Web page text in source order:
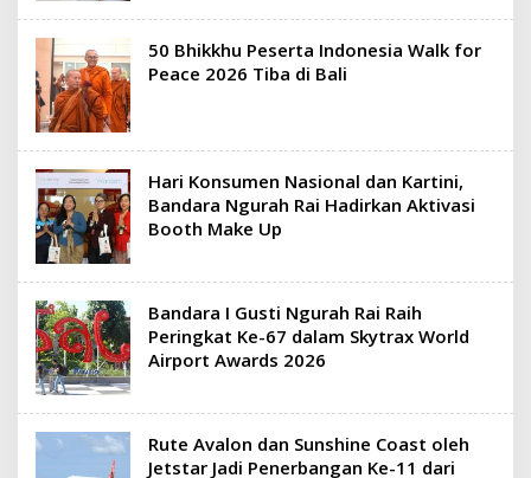
50 Bhikkhu Peserta Indonesia Walk for
Peace 2026 Tiba di Bali
Hari Konsumen Nasional dan Kartini,
Bandara Ngurah Rai Hadirkan Aktivasi
Booth Make Up
Bandara I Gusti Ngurah Rai Raih
Peringkat Ke-67 dalam Skytrax World
Airport Awards 2026
Rute Avalon dan Sunshine Coast oleh
Jetstar Jadi Penerbangan Ke-11 dari